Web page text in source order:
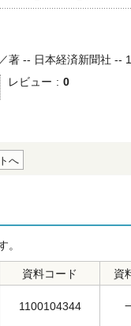
著 -- 日本経済新聞社 --
レビュー 0
へ
。
資料コード 資
1100104344